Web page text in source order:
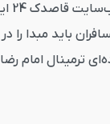
مشهد
باید مبدا را در
ترمینال امام